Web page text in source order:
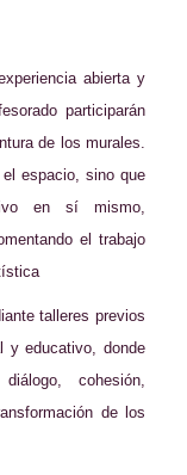
abierta y
participarán
de los murales.
espacio, sino que
en sí mismo,
el trabajo
talleres previos
y educativo, donde
cohesión,
de los